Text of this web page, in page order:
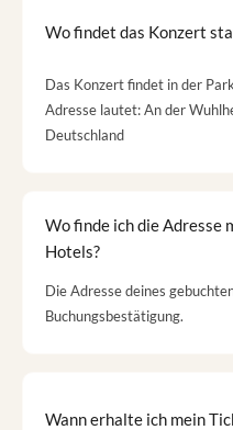
Wo findet das Konzert
Das Konzert findet in der
Adresse lautet: An der
Deutschland
Wo finde ich die Adresse
Hotels?
Die Adresse deines
Buchungsbestätigung.
Wann erhalte ich mein